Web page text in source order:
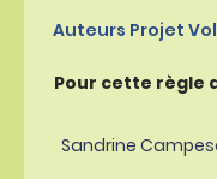
Auteurs Projet
Pour cette règle
Sandrine